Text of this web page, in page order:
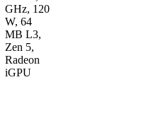
GHz, 120
W, 64
MB L3,
Zen 5,
Radeon
iGPU